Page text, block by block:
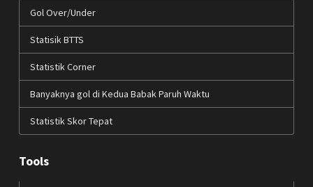
Gol Over/Under
Statisik BTTS
Statistik Corner
Banyaknya gol di Kedua Babak Paruh Waktu
Statistik Skor Tepat
Tools